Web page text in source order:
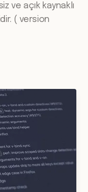
ve açık kaynaklı
( version